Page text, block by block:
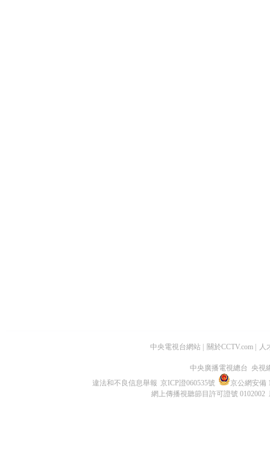
中央電視台網站 關於CCTV.com 人
中央廣播電視總台 央視
違法和不良信息舉報 京ICP證060535號
京公網安備
網上傳播視聽節目許可證號 0102002